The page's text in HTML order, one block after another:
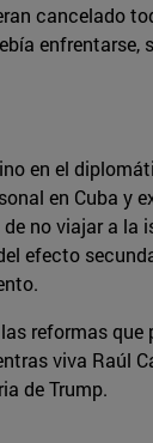
cancelado
enfrentarse,
en el
en Cuba y
no viajar a la
efecto
reformas que
viva Raúl
de Trump.